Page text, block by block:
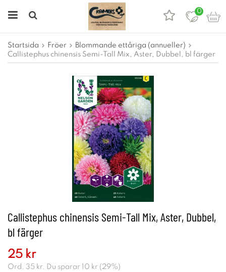
0
Startsida Fröer
Blommande ettåriga (annueller)
Callistephus chinensis Semi-Tall Mix, Aster, Dubbel, bl färger
Callistephus chinensis Semi-Tall Mix, Aster, Dubbel,
bl färger
25 kr
Ord. 35 kr. Du sparar 10 kr ( 29%)